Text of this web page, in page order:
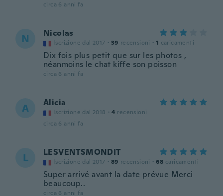
circa 6 anni fa
N Nicolas
Iscrizione dal 2017 · 39 recensioni · 1 caricamenti
Dix fois plus petit que sur les photos ,
néanmoins le chat kiffe son poisson
circa 6 anni fa
A Alicia
Iscrizione dal 2018 · 4 recensioni
circa 6 anni fa
L LESVENTSMONDIT
Iscrizione dal 2017 · 89 recensioni · 68 caricamenti
Super arrivé avant la date prévue Merci
beaucoup..
circa 6 anni fa